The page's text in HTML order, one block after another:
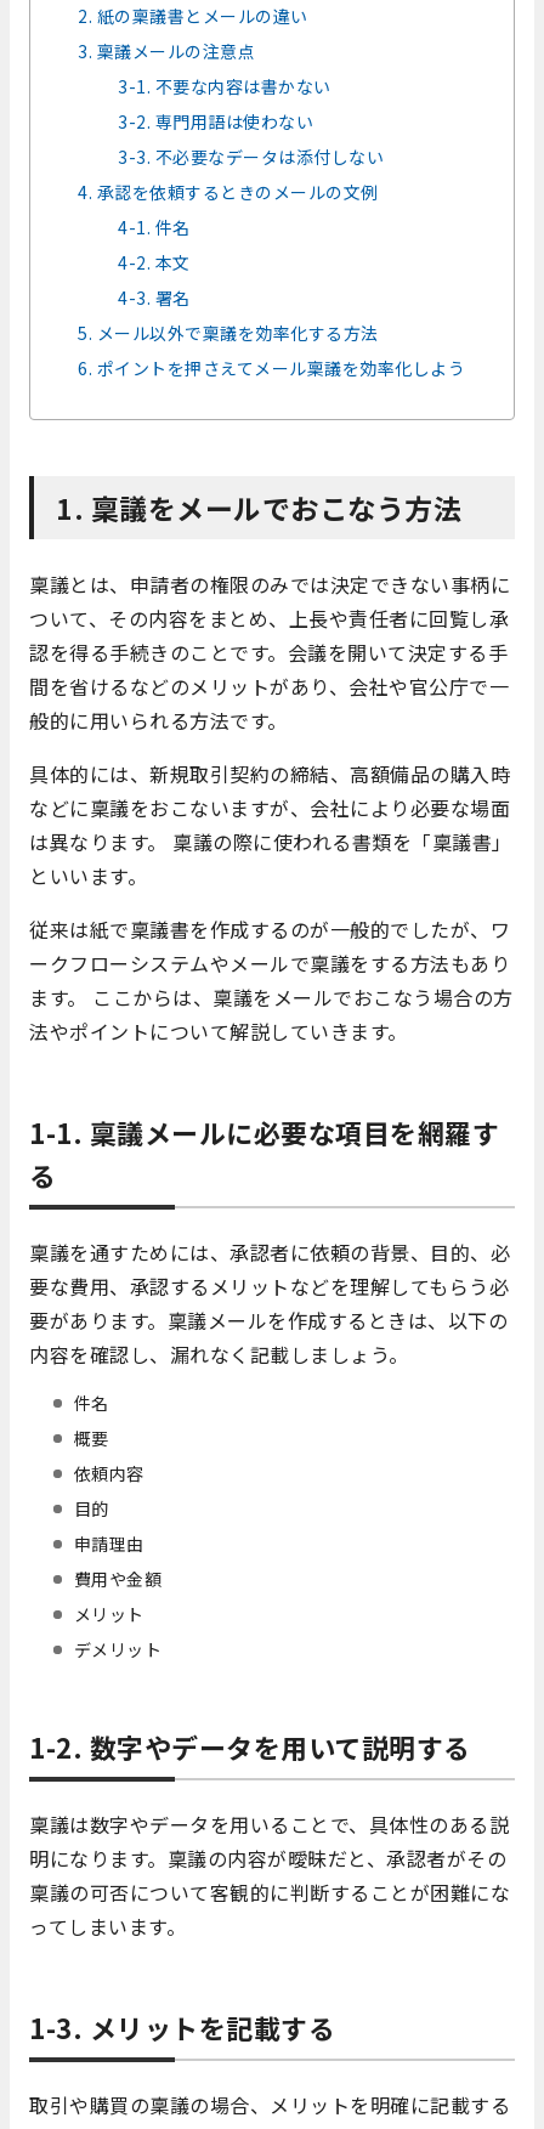
2. 紙の稟議書とメールの違い
3. 稟議メールの注意点
3-1. 不要な内容は書かない
3-2. 専門用語は使わない
3-3. 不必要なデータは添付しない
4. 承認を依頼するときのメールの文例
4-1. 件名
4-2. 本文
4-3. 署名
5. メール以外で稟議を効率化する方法
6. ポイントを押さえてメール稟議を効率化しよう
1. 稟議をメールでおこなう方法
稟議とは、申請者の権限のみでは決定できない事柄に
ついて、その内容をまとめ、上長や責任者に回覧し承
認を得る手続きのことです。会議を開いて決定する手
間を省けるなどのメリットがあり、会社や官公庁で一
般的に用いられる方法です。
具体的には、新規取引契約の締結、高額備品の購入時
などに稟議をおこないますが、会社により必要な場面
は異なります。 稟議の際に使われる書類を「稟議書」
といいます。
従来は紙で稟議書を作成するのが一般的でしたが、ワ
ークフローシステムやメールで稟議をする方法もあり
ます。 ここからは、稟議をメールでおこなう場合の方
法やポイントについて解説していきます。
1-1. 稟議メールに必要な項目を網羅す
る
稟議を通すためには、承認者に依頼の背景、目的、必
要な費用、承認するメリットなどを理解してもらう必
要があります。稟議メールを作成するときは、以下の
内容を確認し、漏れなく記載しましょう。
件名
概要
依頼内容
目的
申請理由
費用や金額
メリット
デメリット
1-2. 数字やデータを用いて説明する
稟議は数字やデータを用いることで、具体性のある説
明になります。稟議の内容が曖昧だと、承認者がその
稟議の可否について客観的に判断することが困難にな
ってしまいます。
1-3. メリットを記載する
取引や購買の稟議の場合、メリットを明確に記載する